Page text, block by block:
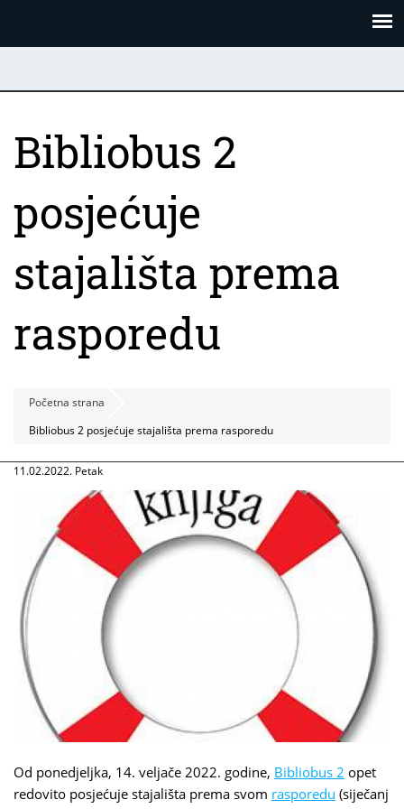
Bibliobus 2
posjećuje
stajališta prema
rasporedu
Početna strana
Bibliobus 2 posjećuje stajališta prema rasporedu
11.02.2022. Petak
Od ponedjeljka, 14. veljače 2022. godine, Bibliobus 2 opet
redovito posjećuje stajališta prema svom rasporedu (siječanj